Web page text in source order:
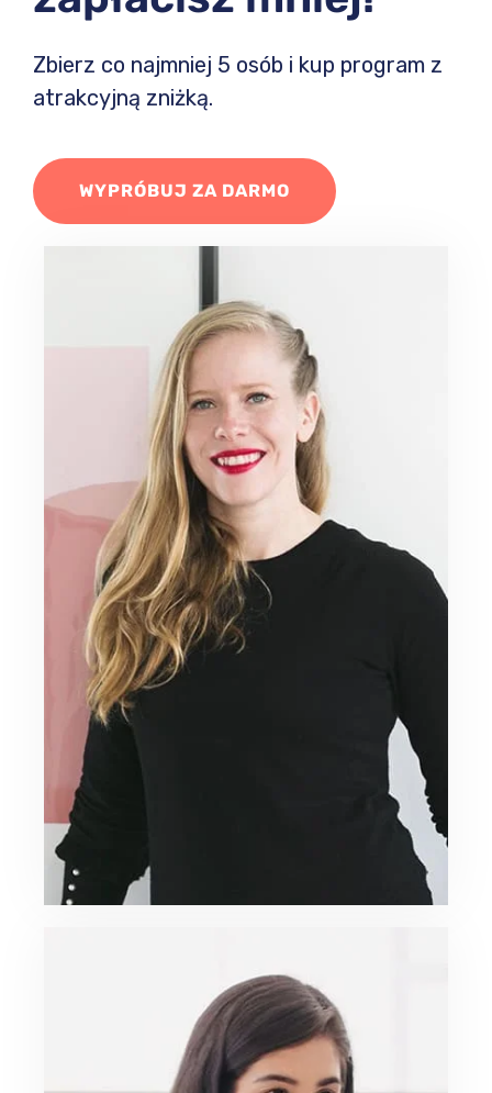
Zbierz co najmniej 5 osób i kup program z
atrakcyjną zniżką.
WYPRÓBUJ ZA DARMO